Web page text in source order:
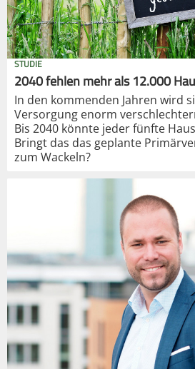
STUDIE
2040 fehlen mehr als 12.000
In den kommenden Jahren wird
Versorgung enorm
Bis 2040 könnte jeder fünfte
Bringt das das geplante
zum Wackeln?